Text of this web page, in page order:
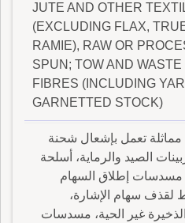
JUTE AND OTHER
(EXCLUDING FLAX,
RAMIE), RAW OR
SPUN; TOW AND
FIBRES (INCLUDING
GARNETTED STOCK)
مماثلة تعمل بإشعال شحنة
الصيد والرماية، أسلحة
مسدسات إطلاق السهام
سهام الإشارة،
غير الحية، مسدسات